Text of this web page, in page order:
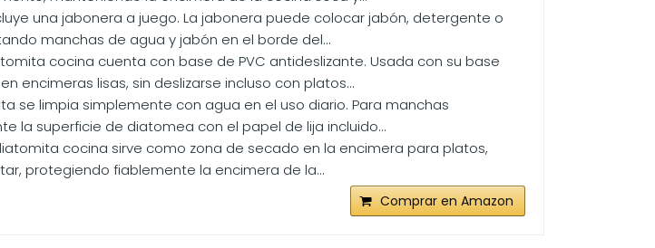
una jabonera a juego. La jabonera puede colocar jabón, detergente o
manchas de agua y jabón en el borde del...
cocina cuenta con base de PVC antideslizante. Usada con su base
encimeras lisas, sin deslizarse incluso con platos...
se limpia simplemente con agua en el uso diario. Para manchas
la superficie de diatomea con el papel de lija incluido...
cocina sirve como zona de secado en la encimera para platos,
protegiendo fiablemente la encimera de la...
Comprar en Amazon